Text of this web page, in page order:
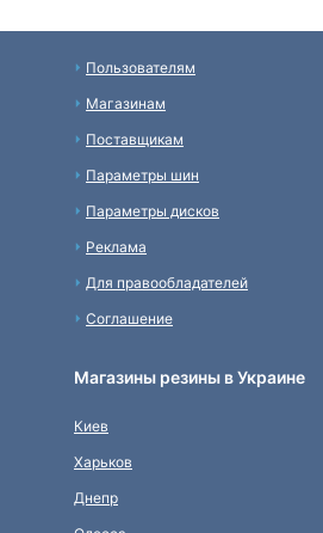
Пользователям
Магазинам
Поставщикам
Параметры шин
Параметры дисков
Реклама
Для правообладателей
Соглашение
Магазины резины в Украине
Киев
Харьков
Днепр